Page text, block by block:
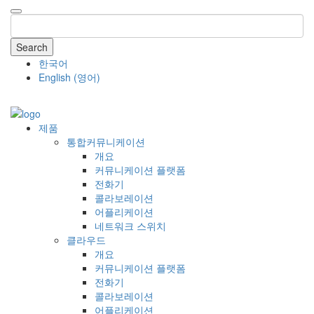
Search
한국어
English (영어)
제품
통합커뮤니케이션
개요
커뮤니케이션 플랫폼
전화기
콜라보레이션
어플리케이션
네트워크 스위치
클라우드
개요
커뮤니케이션 플랫폼
전화기
콜라보레이션
어플리케이션